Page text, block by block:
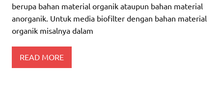
berupa bahan material organik ataupun bahan material
anorganik. Untuk media biofilter dengan bahan material
organik misalnya dalam
READ MORE